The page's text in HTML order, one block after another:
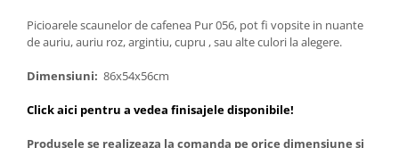
Picioarele scaunelor de cafenea Pur 056, pot fi vopsite in nuante
de auriu, auriu roz, argintiu, cupru , sau alte culori la alegere.
Dimensiuni: 86x54x56cm
Click aici pentru a vedea finisajele disponibile!
Produsele se realizeaza la comanda pe orice dimensiune si